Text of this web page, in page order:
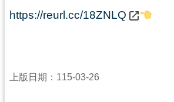
https://reurl.cc/18ZNLQ
上版日期：115-03-26